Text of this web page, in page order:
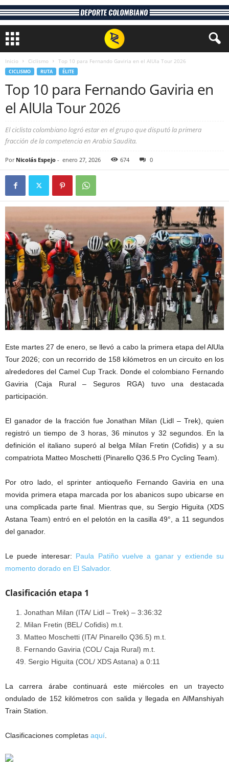
Inicio Ciclismo Top 10 para Fernando Gaviria en el AlUla Tour 2026
CICLISMO RUTA ÉLITE
Top 10 para Fernando Gaviria en
el AlUla Tour 2026
El ciclista colombiano logró estar en el grupo que disputó la primera
fracción de la competencia en Arabia Saudita.
Por Nicolás Espejo - enero 27, 2026 674 0
Este martes 27 de enero, se llevó a cabo la primera etapa del AlUla
Tour 2026; con un recorrido de 158 kilómetros en un circuito en los
alrededores del Camel Cup Track. Donde el colombiano Fernando
Gaviria (Caja Rural – Seguros RGA) tuvo una destacada
participación.
El ganador de la fracción fue Jonathan Milan (Lidl – Trek), quien
registró un tiempo de 3 horas, 36 minutos y 32 segundos. En la
definición el italiano superó al belga Milan Fretin (Cofidis) y a su
compatriota Matteo Moschetti (Pinarello Q36.5 Pro Cycling Team).
Por otro lado, el sprinter antioqueño Fernando Gaviria en una
movida primera etapa marcada por los abanicos supo ubicarse en
una complicada parte final. Mientras que, su Sergio Higuita (XDS
Astana Team) entró en el pelotón en la casilla 49°, a 11 segundos
del ganador.
Le puede interesar: Paula Patiño vuelve a ganar y extiende su
momento dorado en El Salvador.
Clasificación etapa 1
Jonathan Milan (ITA/ Lidl – Trek) – 3:36:32
Milan Fretin (BEL/ Cofidis) m.t.
Matteo Moschetti (ITA/ Pinarello Q36.5) m.t.
8. Fernando Gaviria (COL/ Caja Rural) m.t.
49. Sergio Higuita (COL/ XDS Astana) a 0:11
La carrera árabe continuará este miércoles en un trayecto
ondulado de 152 kilómetros con salida y llegada en AlManshiyah
Train Station.
Clasificaciones completas aquí